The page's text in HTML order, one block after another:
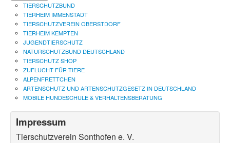
TIERSCHUTZBUND
TIERHEIM IMMENSTADT
TIERSCHUTZVEREIN OBERSTDORF
TIERHEIM KEMPTEN
JUGENDTIERSCHUTZ
NATURSCHUTZBUND DEUTSCHLAND
TIERSCHUTZ SHOP
ZUFLUCHT FÜR TIERE
ALPENFRETTCHEN
ARTENSCHUTZ UND ARTENSCHUTZGESETZ IN DEUTSCHLAND
MOBILE HUNDESCHULE & VERHALTENSBERATUNG
Impressum
Tierschutzverein Sonthofen e. V.